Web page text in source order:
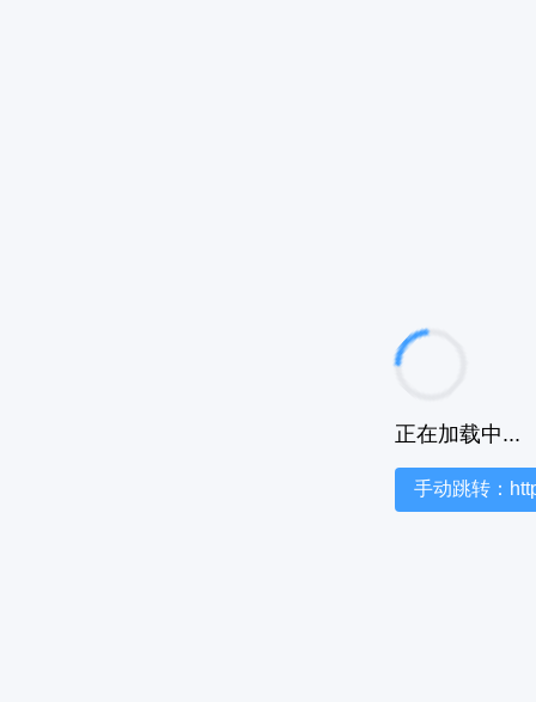
正在加载中...
手动跳转：